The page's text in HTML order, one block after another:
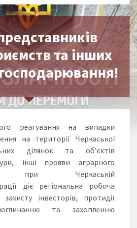
та інших
господарювання!
реагування на випадки
на території Черкаської
ділянок та об’єктів
інші прояви аграрного
при Черкаській
діє регіональна робоча
інвесторів, протидії
та захопленню